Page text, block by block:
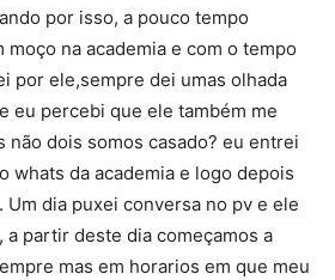
por isso, a pouco tempo
moço na academia e com o tempo
por ele,sempre dei umas olhada
eu percebi que ele também me
não dois somos casado? eu entrei
whats da academia e logo depois
Um dia puxei conversa no pv e ele
a partir deste dia começamos a
mas em horarios em que meu